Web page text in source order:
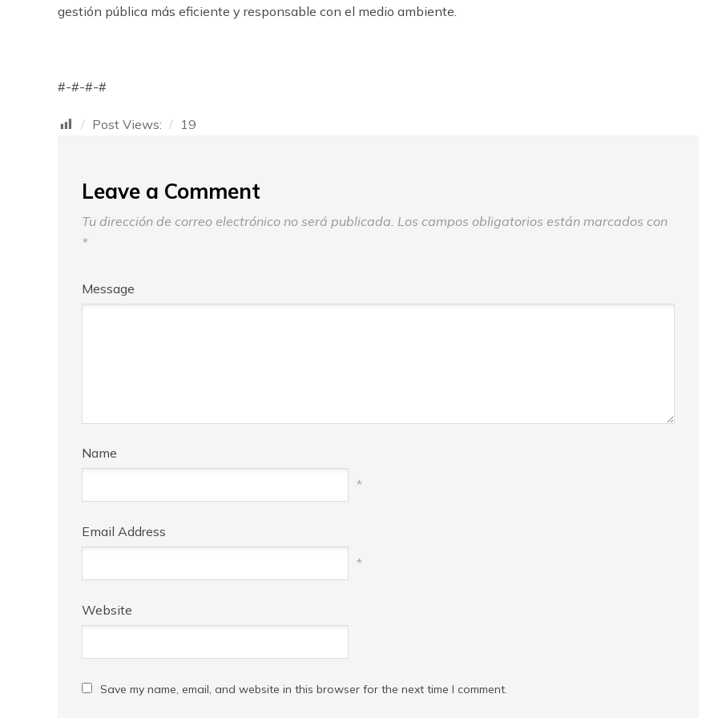
gestión pública más eficiente y responsable con el medio ambiente.
#-#-#-#
Post Views: 19
Leave a Comment
Tu dirección de correo electrónico no será publicada. Los campos obligatorios están marcados con
*
Message
Name
*
Email Address
*
Website
Save my name, email, and website in this browser for the next time I comment.